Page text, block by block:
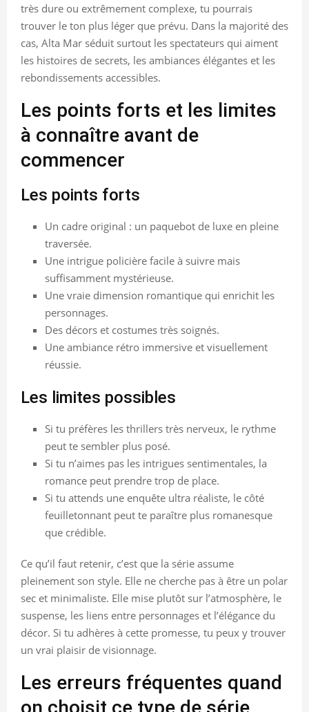
très dure ou extrêmement complexe, tu pourrais
trouver le ton plus léger que prévu. Dans la majorité des
cas, Alta Mar séduit surtout les spectateurs qui aiment
les histoires de secrets, les ambiances élégantes et les
rebondissements accessibles.
Les points forts et les limites
à connaître avant de
commencer
Les points forts
Un cadre original : un paquebot de luxe en pleine
traversée.
Une intrigue policière facile à suivre mais
suffisamment mystérieuse.
Une vraie dimension romantique qui enrichit les
personnages.
Des décors et costumes très soignés.
Une ambiance rétro immersive et visuellement
réussie.
Les limites possibles
Si tu préfères les thrillers très nerveux, le rythme
peut te sembler plus posé.
Si tu n’aimes pas les intrigues sentimentales, la
romance peut prendre trop de place.
Si tu attends une enquête ultra réaliste, le côté
feuilletonnant peut te paraître plus romanesque
que crédible.
Ce qu’il faut retenir, c’est que la série assume
pleinement son style. Elle ne cherche pas à être un polar
sec et minimaliste. Elle mise plutôt sur l’atmosphère, le
suspense, les liens entre personnages et l’élégance du
décor. Si tu adhères à cette promesse, tu peux y trouver
un vrai plaisir de visionnage.
Les erreurs fréquentes quand
on choisit ce type de série